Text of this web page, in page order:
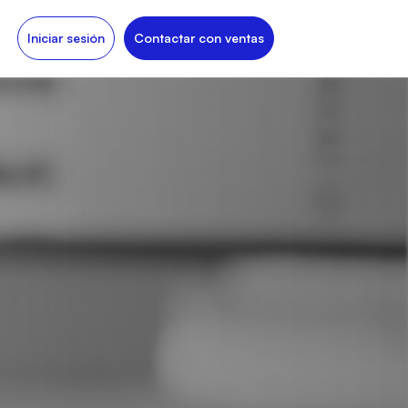
Iniciar sesión Contactar con ventas